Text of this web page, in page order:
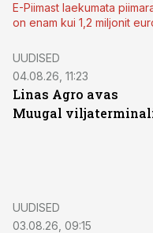
E-Piimast laekumata
on enam kui 1,2 miljonit
UUDISED
04.08.26, 11:23
Linas Agro avas
Muugal
UUDISED
03.08.26, 09:15